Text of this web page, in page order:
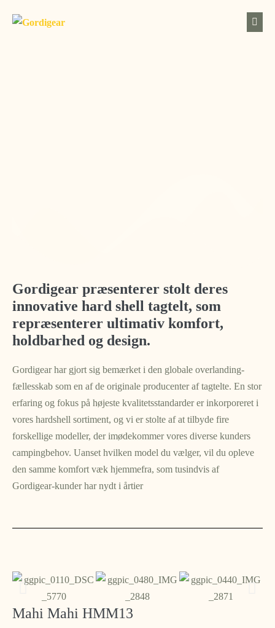
Gordigear præsenterer stolt deres
innovative hard shell tagtelt, som
repræsenterer ultimativ komfort,
holdbarhed og design.
Gordigear har gjort sig bemærket i den globale overlanding-
fællesskab som en af de originale producenter af tagtelte. En stor
erfaring og fokus på højeste kvalitetsstandarder er inkorporeret i
vores hardshell sortiment, og vi er stolte af at tilbyde fire
forskellige modeller, der imødekommer vores diverse kunders
campingbehov. Uanset hvilken model du vælger, vil du opleve
den samme komfort væk hjemmefra, som tusindvis af
Gordigear-kunder har nydt i årtier
Mahi Mahi HMM13